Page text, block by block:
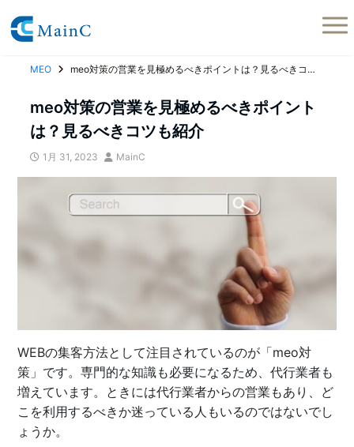
MEO meo対策の営業を見極めるべきポイントは？見るべきコツも紹介
meo対策の営業を見極めるべきポイント
は？見るべきコツも紹介
1月 31, 2023 MainC
WEBの集客方法として注目されているのが「meo対
策」です。専門的な知識も必要になるため、代行業者も
増えています。ときには代行業者からの営業もあり、ど
こを利用するべきか迷っている人もいるのではないでし
ょうか。